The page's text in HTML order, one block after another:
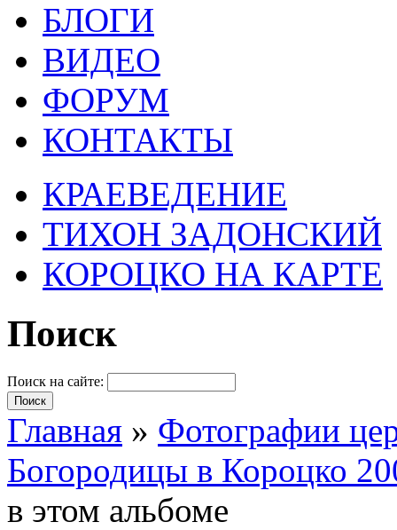
БЛОГИ
ВИДЕО
ФОРУМ
КОНТАКТЫ
КРАЕВЕДЕНИЕ
ТИХОН ЗАДОНСКИЙ
КОРОЦКО НА КАРТЕ
Поиск
Поиск на сайте:
Главная » Фотографии
Богородицы в Короцко
в этом альбоме